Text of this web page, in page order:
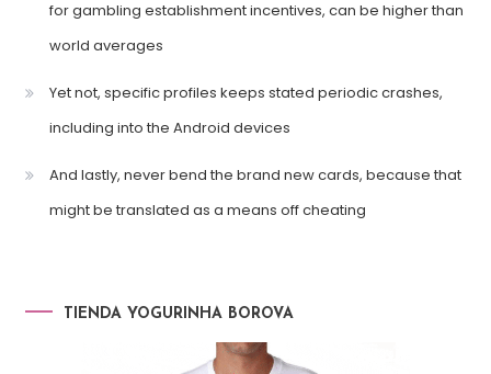
for gambling establishment incentives, can be higher than
world averages
Yet not, specific profiles keeps stated periodic crashes,
including into the Android devices
And lastly, never bend the brand new cards, because that
might be translated as a means off cheating
TIENDA YOGURINHA BOROVA